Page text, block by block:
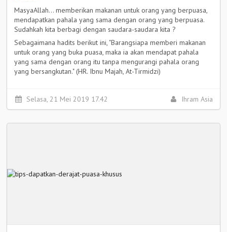
MasyaAllah... memberikan makanan untuk orang yang berpuasa,
mendapatkan pahala yang sama dengan orang yang berpuasa.
Sudahkah kita berbagi dengan saudara-saudara kita ?
Sebagaimana hadits berikut ini, "Barangsiapa memberi makanan
untuk orang yang buka puasa, maka ia akan mendapat pahala
yang sama dengan orang itu tanpa mengurangi pahala orang
yang bersangkutan." (HR. Ibnu Majah, At-Tirmidzi)
Selasa, 21 Mei 2019 17.42 Ihram Asia